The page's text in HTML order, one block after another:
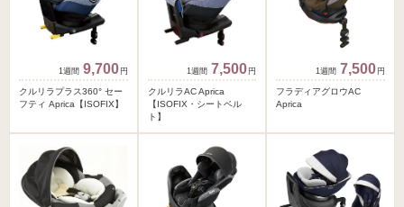
9,700 円
クルリラプラス360° セー
フティ Aprica【ISOFIX】
7,500 円
クルリラAC Aprica
【ISOFIX・シートベル
ト】
7,500 円
フラディアグロウAC
Aprica